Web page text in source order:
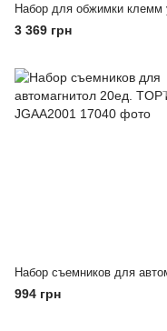
3 369 грн
994 грн